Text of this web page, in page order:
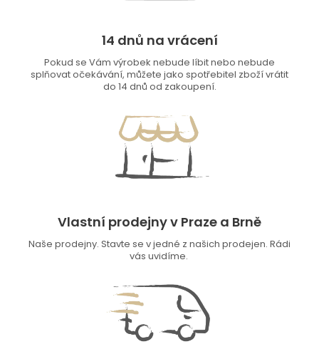
14 dnů na vrácení
Pokud se Vám výrobek nebude líbit nebo nebude
splňovat očekávání, můžete jako spotřebitel zboží vrátit
do 14 dnů od zakoupení.
Vlastní prodejny v Praze a Brně
Naše prodejny. Stavte se v jedné z našich prodejen. Rádi
vás uvidíme.